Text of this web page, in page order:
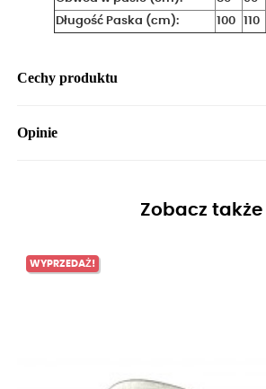
Długość Paska (cm):
100 110
Cechy produktu
Opinie
Zobacz także
WYPRZEDAŻ!